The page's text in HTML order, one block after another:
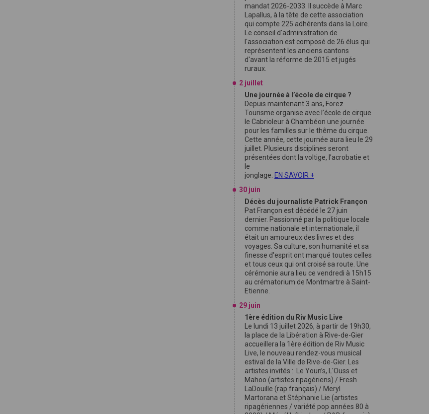
mandat 2026-2033. Il succède à Marc
Lapallus, à la tête de cette association
qui compte 225 adhérents dans la Loire.
Le conseil d'administration de
l'association est composé de 26 élus qui
représentent les anciens cantons
d'avant la réforme de 2015 et jugés
ruraux.
2 juillet
Une journée à l’école de cirque ?
Depuis maintenant 3 ans, Forez
Tourisme organise avec l’école de cirque
le Cabrioleur à Chambéon une journée
pour les familles sur le thême du cirque.
Cette année, cette journée aura lieu le 29
juillet. Plusieurs disciplines seront
présentées dont la voltige, l’acrobatie et
le
jonglage. EN SAVOIR +
30 juin
Décès du journaliste Patrick Françon
Pat Françon est décédé le 27 juin
dernier. Passionné par la politique locale
comme nationale et internationale, il
était un amoureux des livres et des
voyages. Sa culture, son humanité et sa
finesse d'esprit ont marqué toutes celles
et tous ceux qui ont croisé sa route. Une
cérémonie aura lieu ce vendredi à 15h15
au crématorium de Montmartre à Saint-
Etienne.
29 juin
1ère édition du Riv Music Live
Le lundi 13 juillet 2026, à partir de 19h30,
la place de la Libération à Rive-de-Gier
accueillera la 1ère édition de Riv Music
Live, le nouveau rendez-vous musical
estival de la Ville de Rive-de-Gier. Les
artistes invités : Le Youn’s, L'Ouss et
Mahoo (artistes ripagériens) / Fresh
LaDouille (rap français) / Meryl
Martorana et Stéphanie Lie (artistes
ripagériennes / variété pop années 80 à